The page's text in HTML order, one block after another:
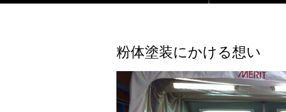
粉体塗装にかける想い